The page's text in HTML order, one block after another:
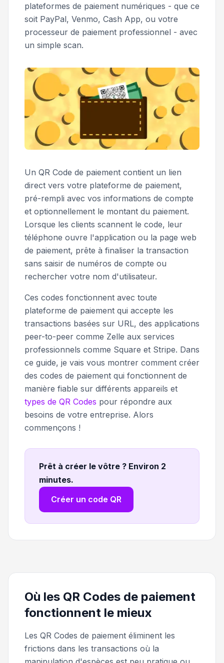
plateformes de paiement numériques - que ce
soit PayPal, Venmo, Cash App, ou votre
processeur de paiement professionnel - avec
un simple scan.
Un QR Code de paiement contient un lien
direct vers votre plateforme de paiement,
pré-rempli avec vos informations de compte
et optionnellement le montant du paiement.
Lorsque les clients scannent le code, leur
téléphone ouvre l'application ou la page web
de paiement, prête à finaliser la transaction
sans saisir de numéros de compte ou
rechercher votre nom d'utilisateur.
Ces codes fonctionnent avec toute
plateforme de paiement qui accepte les
transactions basées sur URL, des applications
peer-to-peer comme Zelle aux services
professionnels comme Square et Stripe. Dans
ce guide, je vais vous montrer comment créer
des codes de paiement qui fonctionnent de
manière fiable sur différents appareils et
types de QR Codes pour répondre aux
besoins de votre entreprise. Alors
commençons !
Prêt à créer le vôtre ? Environ 2
minutes.
Créer un code QR
Où les QR Codes de paiement
fonctionnent le mieux
Les QR Codes de paiement éliminent les
frictions dans les transactions où la